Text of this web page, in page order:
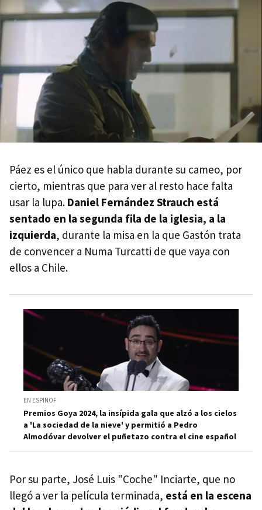
Páez es el único que habla durante su cameo, por
cierto, mientras que para ver al resto hace falta
usar la lupa. Daniel Fernández Strauch está
sentado en la segunda fila de la iglesia, a la
izquierda, durante la misa en la que Gastón trata
de convencer a Numa Turcatti de que vaya con
ellos a Chile.
EN ESPINOF
Premios Goya 2024, la insípida gala que alzó a los cielos
a 'La sociedad de la nieve' y permitió a Pedro
Almodóvar devolver el puñetazo contra el cine español
Por su parte, José Luis "Coche" Inciarte, que no
llegó a ver la película terminada, está en la escena